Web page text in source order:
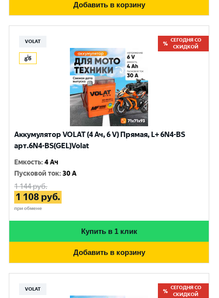
Добавить в корзину
VOLAT
СЕГОДНЯ СО
СКИДКОЙ
Аккумулятор VOLAT (4 Ач, 6 V) Прямая, L+ 6N4-BS
арт.6N4-BS(GEL)Volat
Емкость:4 Ач
Пусковой ток:30 A
1 144руб.
1 108 руб.
при обмене
Купить в 1 клик
Добавить в корзину
VOLAT
СЕГОДНЯ СО
СКИДКОЙ